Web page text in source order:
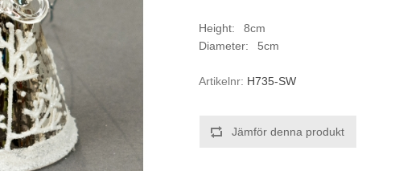
Height: 8cm
Diameter: 5cm
Artikelnr: H735-SW
Jämför denna produkt